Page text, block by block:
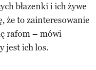
błazenki i ich żywe
że to zainteresowanie
rafom – mówi
jest ich los.